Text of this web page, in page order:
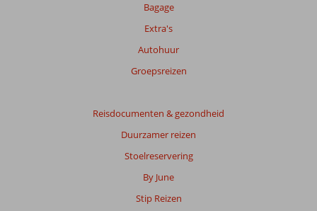
Bagage
Extra's
Autohuur
Groepsreizen
Reisdocumenten & gezondheid
Duurzamer reizen
Stoelreservering
By June
Stip Reizen